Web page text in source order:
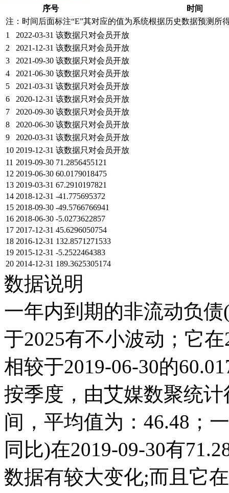
序号
时间
注：时间后面标注“E”其对应的值为系统根据历史数据预测所
1
2022-03-31 该数据只对会员开放
2
2021-12-31 该数据只对会员开放
3
2021-09-30 该数据只对会员开放
4
2021-06-30 该数据只对会员开放
5
2021-03-31 该数据只对会员开放
6
2020-12-31 该数据只对会员开放
7
2020-09-30 该数据只对会员开放
8
2020-06-30 该数据只对会员开放
9
2020-03-31 该数据只对会员开放
10 2019-12-31 该数据只对会员开放
11 2019-09-30 71.2856455121
12 2019-06-30 60.0179018475
13 2019-03-31 67.2910197821
14 2018-12-31 -41.775695372
15 2018-09-30 -49.5766766941
16 2018-06-30 -5.0273622857
17 2017-12-31 45.6296050754
18 2016-12-31 132.8571271533
19 2015-12-31 -5.2522464383
20 2014-12-31 189.3625305174
数据说明
一年内到期的非流动负
于2025有不小波动；它在
相较于2019-06-30的
按季度，由艾媒数聚统计
间，平均值为：46.48；
同比)在2019-09-30有
数据有较大变化;而且它